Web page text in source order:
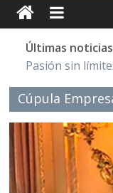
Últimas
Pasión sin
Y Quetzalcóatl,
Cristo de San
LOS DELIRIOS
Juntos hasta el
Cúpula